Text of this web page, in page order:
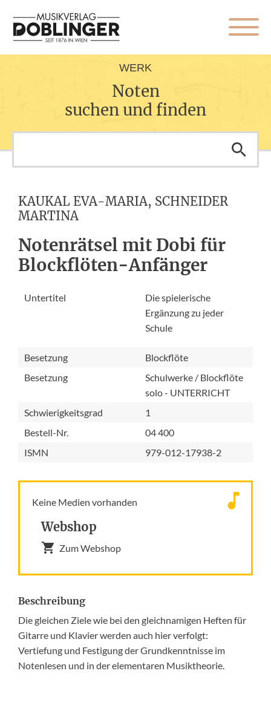
WERK
Noten
suchen und finden
KAUKAL EVA-MARIA, SCHNEIDER
MARTINA
Notenrätsel mit Dobi für
Blockflöten-Anfänger
Untertitel
Die spielerische
Ergänzung zu jeder
Schule
Besetzung
Blockflöte
Besetzung
Schulwerke / Blockflöte
solo - UNTERRICHT
Schwierigkeitsgrad
1
Bestell-Nr.
04 400
ISMN
979-012-17938-2
Keine Medien vorhanden
Webshop
Zum Webshop
Beschreibung
Die gleichen Ziele wie bei den gleichnamigen Heften für
Gitarre und Klavier werden auch hier verfolgt:
Vertiefung und Festigung der Grundkenntnisse im
Notenlesen und in der elementaren Musiktheorie.